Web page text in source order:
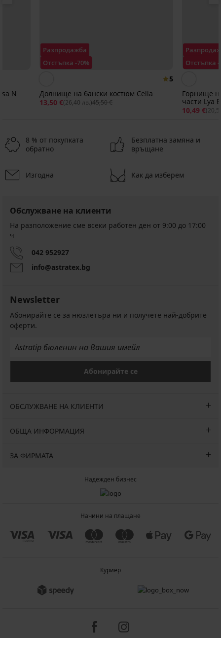
N
Разпродажба
Отстъпка -70%
5
Долнище на бански костюм Celia
13,50 €(26,40 лв.)45,50 €
Отстъпка -
Горнище
части Lya
10,49 €
Разпродажба
Горнище
на
дамски
костюм
Joyra
Bandeau
(25,23
лв.)
Първоначална цена
42,94
€
лв.)
Разпродажба
Горнище
на
бански
от
две
части
Lya
€
(20,52
лв.)
Първоначална цена
20,99
(41,05
лв.)
PREMIUM
Горнище
бански
костюм
Vacanze
Leopard
(52,81
лв.)
Първоначална цена
89,98
(175,99
лв.)
8 % от покупката
обратно
Безплатна замяна и
връщане
Изгодна Как да изберем
Обслужване на клиенти
На разположение сме всеки работен ден от 9:00 до 17:00
ч
042 952927
info@astratex.bg
Newsletter
Абонирайте се за нюзлетъра ни и получете най-добрите
оферти.
Абонирайте се
ОБСЛУЖВАНЕ НА КЛИЕНТИ
ОБЩА ИНФОРМАЦИЯ
ЗА ФИРМАТА
Надежден бизнес
Начини на плащане
Куриер